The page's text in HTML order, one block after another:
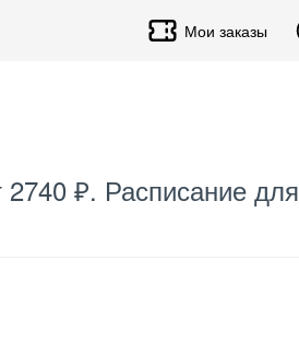
Мои заказы
₽. Расписание для